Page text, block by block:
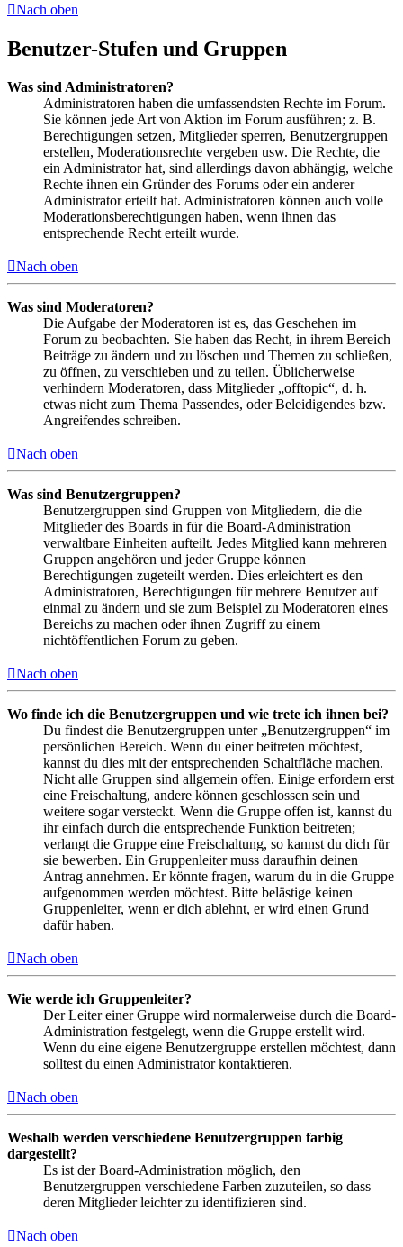
Nach oben
Benutzer-Stufen und Gruppen
Was sind Administratoren?
Administratoren haben die umfassendsten Rechte im Forum.
Sie können jede Art von Aktion im Forum ausführen; z. B.
Berechtigungen setzen, Mitglieder sperren, Benutzergruppen
erstellen, Moderationsrechte vergeben usw. Die Rechte, die
ein Administrator hat, sind allerdings davon abhängig, welche
Rechte ihnen ein Gründer des Forums oder ein anderer
Administrator erteilt hat. Administratoren können auch volle
Moderationsberechtigungen haben, wenn ihnen das
entsprechende Recht erteilt wurde.
Nach oben
Was sind Moderatoren?
Die Aufgabe der Moderatoren ist es, das Geschehen im
Forum zu beobachten. Sie haben das Recht, in ihrem Bereich
Beiträge zu ändern und zu löschen und Themen zu schließen,
zu öffnen, zu verschieben und zu teilen. Üblicherweise
verhindern Moderatoren, dass Mitglieder „offtopic“, d. h.
etwas nicht zum Thema Passendes, oder Beleidigendes bzw.
Angreifendes schreiben.
Nach oben
Was sind Benutzergruppen?
Benutzergruppen sind Gruppen von Mitgliedern, die die
Mitglieder des Boards in für die Board-Administration
verwaltbare Einheiten aufteilt. Jedes Mitglied kann mehreren
Gruppen angehören und jeder Gruppe können
Berechtigungen zugeteilt werden. Dies erleichtert es den
Administratoren, Berechtigungen für mehrere Benutzer auf
einmal zu ändern und sie zum Beispiel zu Moderatoren eines
Bereichs zu machen oder ihnen Zugriff zu einem
nichtöffentlichen Forum zu geben.
Nach oben
Wo finde ich die Benutzergruppen und wie trete ich ihnen bei?
Du findest die Benutzergruppen unter „Benutzergruppen“ im
persönlichen Bereich. Wenn du einer beitreten möchtest,
kannst du dies mit der entsprechenden Schaltfläche machen.
Nicht alle Gruppen sind allgemein offen. Einige erfordern erst
eine Freischaltung, andere können geschlossen sein und
weitere sogar versteckt. Wenn die Gruppe offen ist, kannst du
ihr einfach durch die entsprechende Funktion beitreten;
verlangt die Gruppe eine Freischaltung, so kannst du dich für
sie bewerben. Ein Gruppenleiter muss daraufhin deinen
Antrag annehmen. Er könnte fragen, warum du in die Gruppe
aufgenommen werden möchtest. Bitte belästige keinen
Gruppenleiter, wenn er dich ablehnt, er wird einen Grund
dafür haben.
Nach oben
Wie werde ich Gruppenleiter?
Der Leiter einer Gruppe wird normalerweise durch die Board-
Administration festgelegt, wenn die Gruppe erstellt wird.
Wenn du eine eigene Benutzergruppe erstellen möchtest, dann
solltest du einen Administrator kontaktieren.
Nach oben
Weshalb werden verschiedene Benutzergruppen farbig
dargestellt?
Es ist der Board-Administration möglich, den
Benutzergruppen verschiedene Farben zuzuteilen, so dass
deren Mitglieder leichter zu identifizieren sind.
Nach oben